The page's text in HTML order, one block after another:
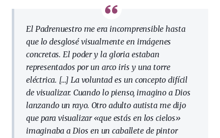
El Padrenuestro me era incomprensible hasta
que lo desglosé visualmente en imágenes
concretas. El poder y la gloria estaban
representados por un arco iris y una torre
eléctrica. […] La voluntad es un concepto difícil
de visualizar. Cuando lo pienso, imagino a Dios
lanzando un rayo. Otro adulto autista me dijo
que para visualizar «que estás en los cielos»
imaginaba a Dios en un caballete de pintor